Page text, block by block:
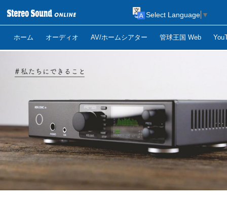
ホーム オーディオ AV/ホームシアター 管球王国 Web
Select Language ▼